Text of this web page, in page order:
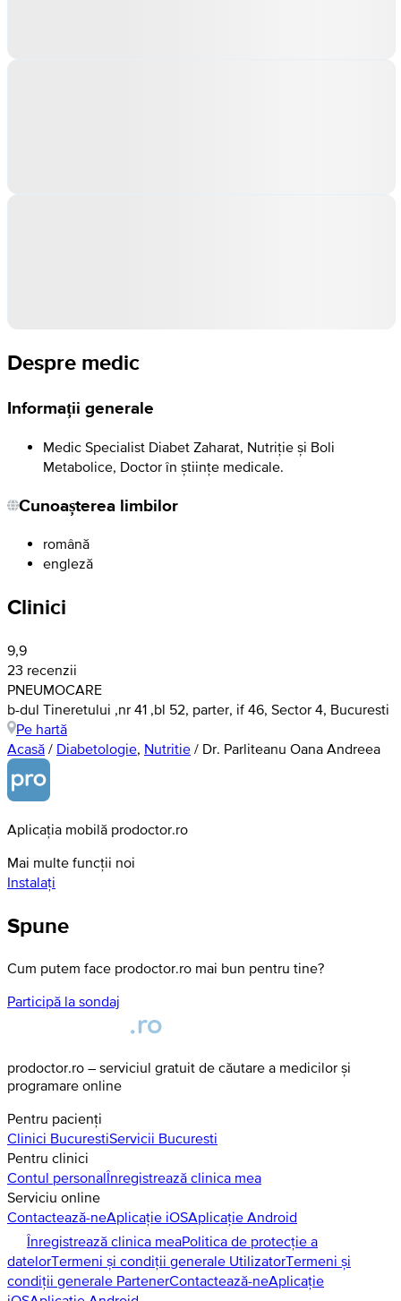
Despre medic
Informații generale
Medic Specialist Diabet Zaharat, Nutriție și Boli
Metabolice, Doctor în științe medicale.
Cunoașterea limbilor
română
engleză
Clinici
9,9
23 recenzii
PNEUMOCARE
b-dul Tineretului ,nr 41 ,bl 52, parter, if 46, Sector 4, Bucuresti
Pe hartă
Acasă / Diabetologie, Nutritie / Dr. Parliteanu Oana Andreea
Aplicația mobilă prodoctor.ro
Mai multe funcții noi
Instalați
Spune
Cum putem face prodoctor.ro mai bun pentru tine?
Participă la sondaj
prodoctor.ro – serviciul gratuit de căutare a medicilor și
programare online
Pentru pacienți
Clinici BucurestiServicii Bucuresti
Pentru clinici
Contul personalÎnregistrează clinica mea
Serviciu online
Contactează-neAplicație iOSAplicație Android
Înregistrează clinica meaPolitica de protecție a
datelorTermeni și condiții generale UtilizatorTermeni și
condiții generale PartenerContactează-neAplicație